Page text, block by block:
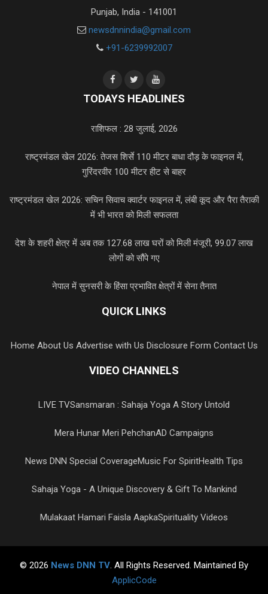
Punjab, India - 141001
newsdnnindia@gmail.com
+91-6239992007
TODAYS HEADLINES
राशिफल : 28 जुलाई, 2026
राष्ट्रमंडल खेल 2026: तेजस शिर्से 110 मीटर बाधा दौड़ के फाइनल में,
गुरिंदरवीर 100 मीटर हीट से बाहर
राष्ट्रमंडल खेल 2026: सचिन सिवाच क्वार्टर फाइनल में, लंबी कूद और पैरा तैराकी
में भी भारत को मिली सफलता
देश के शहरी क्षेत्र में अब तक 127.68 लाख घरों को मिली मंजूरी, 99.07 लाख
लोगों को सौंपे गए
नेपाल में सुनसरी के हिंसा प्रभावित क्षेत्रों में सेना तैनात
QUICK LINKS
Home About Us Advertise with Us Disclosure Form Contact Us
VIDEO CHANNELS
LIVE TVSansmaran : Sahaja Yoga A Story Untold
Mera Hunar Meri PehchanAD Campaigns
News DNN Special CoverageMusic For SpiritHealth Tips
Sahaja Yoga - A Unique Discovery & Gift To Mankind
Mulakaat Hamari Faisla AapkaSpirituality Videos
© 2026 News DNN TV. All Rights Reserved. Maintained By
ApplicCode